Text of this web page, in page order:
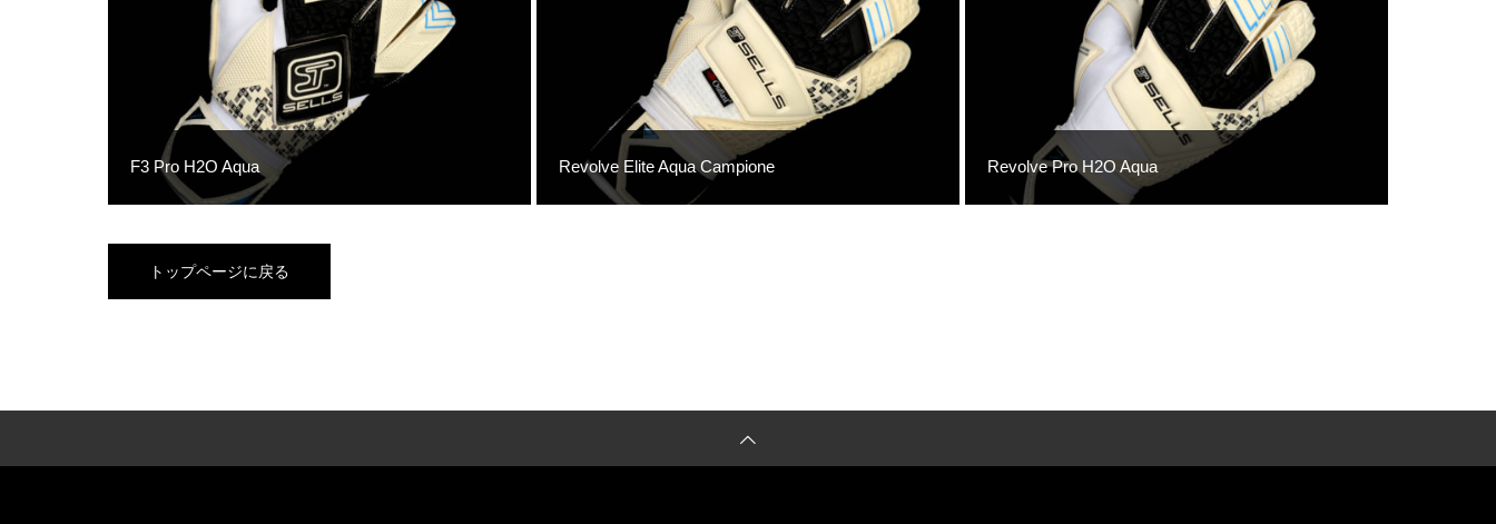
F3 Pro H2O Aqua Revolve Elite Aqua Campione Revolve Pro H2O Aqua
トップページに戻る